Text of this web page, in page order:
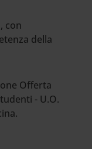
con
della
Offerta
- U.O.